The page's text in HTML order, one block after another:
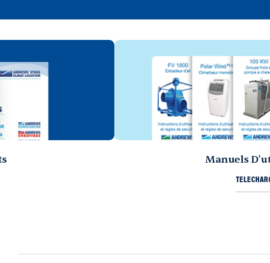
Manuels